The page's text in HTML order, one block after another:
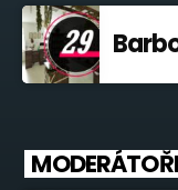
MODERÁTOŘI